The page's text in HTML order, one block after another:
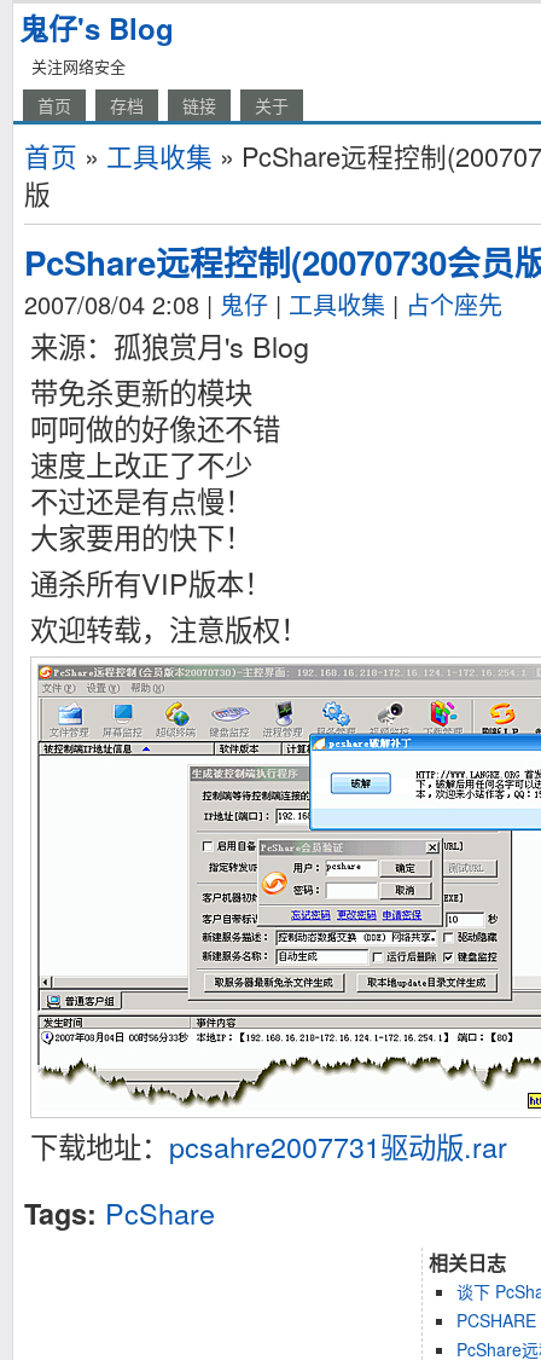
鬼仔's Blog
关注网络安全
首页 存档 链接 关于
首页 » 工具收集 » PcShare远程控制
版
PcShare远程控制(20070730会员
2007/08/04 2:08 | 鬼仔 | 工具收集 | 占个座先
来源：孤狼赏月's Blog
带免杀更新的模块
呵呵做的好像还不错
速度上改正了不少
不过还是有点慢！
大家要用的快下！
通杀所有VIP版本！
欢迎转载，注意版权！
下载地址： pcsahre2007731驱动版.rar
Tags: PcShare
相关日志
谈下
PcShare